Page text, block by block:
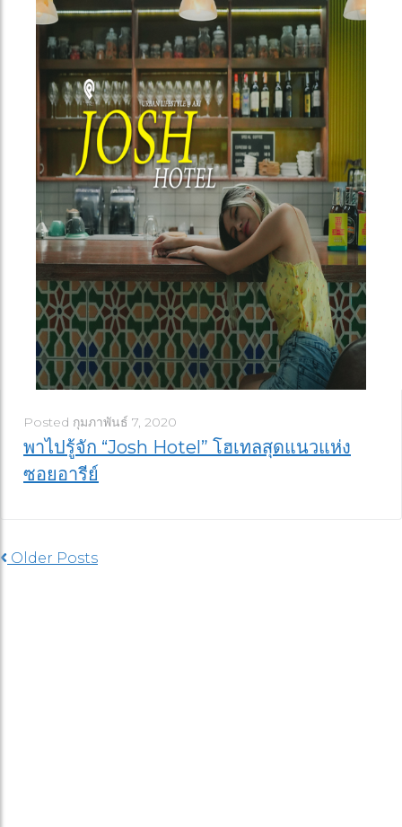
Posted กุมภาพันธ์ 7, 2020
พาไปรู้จัก “Josh Hotel” โฮเทลสุดแนวแห่ง
ซอยอารีย์
Older Posts